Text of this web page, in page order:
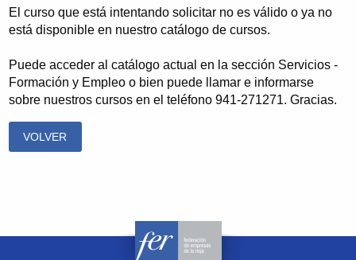
El curso que está intentando solicitar no es válido o ya no
está disponible en nuestro catálogo de cursos.
Puede acceder al catálogo actual en la sección Servicios -
Formación y Empleo o bien puede llamar e informarse
sobre nuestros cursos en el teléfono 941-271271. Gracias.
VOLVER